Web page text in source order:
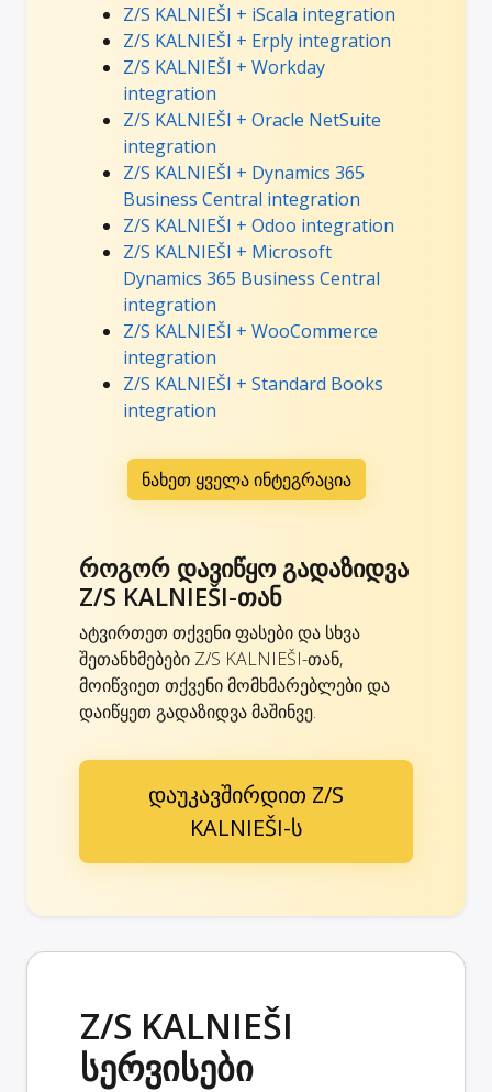
Z/S KALNIEŠI + iScala integration
Z/S KALNIEŠI + Erply integration
Z/S KALNIEŠI + Workday
integration
Z/S KALNIEŠI + Oracle NetSuite
integration
Z/S KALNIEŠI + Dynamics 365
Business Central integration
Z/S KALNIEŠI + Odoo integration
Z/S KALNIEŠI + Microsoft
Dynamics 365 Business Central
integration
Z/S KALNIEŠI + WooCommerce
integration
Z/S KALNIEŠI + Standard Books
integration
ნახეთ ყველა ინტეგრაცია
როგორ დავიწყო გადაზიდვა
Z/S KALNIEŠI-თან
ატვირთეთ თქვენი ფასები და სხვა
შეთანხმებები Z/S KALNIEŠI-თან,
მოიწვიეთ თქვენი მომხმარებლები და
დაიწყეთ გადაზიდვა მაშინვე.
დაუკავშირდით Z/S
KALNIEŠI-ს
Z/S KALNIEŠI
სერვისები